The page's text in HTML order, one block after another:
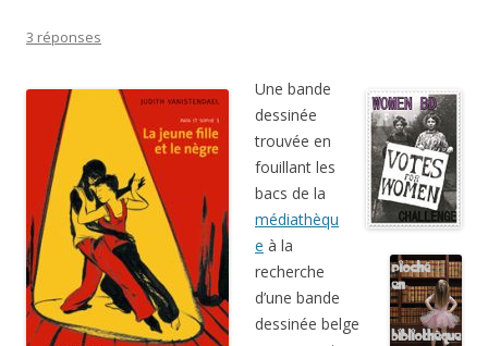
3 réponses
Une bande
dessinée
trouvée en
fouillant les
bacs de la
médiathèqu
e à la
recherche
d’une bande
dessinée belge